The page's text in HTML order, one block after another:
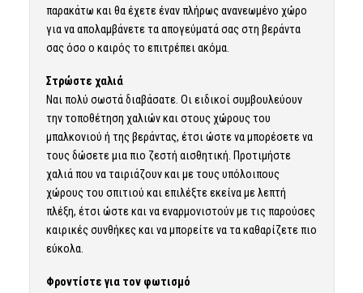
παρακάτω και θα έχετε έναν πλήρως ανανεωμένο χώρο
για να απολαμβάνετε τα απογεύματά σας στη βεράντα
σας όσο ο καιρός το επιτρέπει ακόμα.
Στρώστε χαλιά
Ναι πολύ σωστά διαβάσατε. Οι ειδικοί συμβουλεύουν
την τοποθέτηση χαλιών και στους χώρους του
μπαλκονιού ή της βεράντας, έτσι ώστε να μπορέσετε να
τους δώσετε μια πιο ζεστή αισθητική. Προτιμήστε
χαλιά που να ταιριάζουν και με τους υπόλοιπους
χώρους του σπιτιού και επιλέξτε εκείνα με λεπτή
πλέξη, έτσι ώστε και να εναρμονιστούν με τις παρούσες
καιρικές συνθήκες και να μπορείτε να τα καθαρίζετε πιο
εύκολα.
Φροντίστε για τον φωτισμό